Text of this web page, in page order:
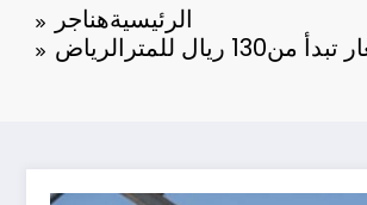
الرئيسيةهناجر